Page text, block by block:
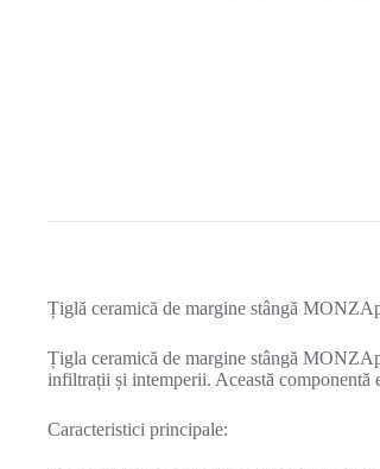
Țiglă ceramică de margine stângă
Țigla ceramică de margine stângă
infiltrații și intemperii. Această componentă
Caracteristici principale: